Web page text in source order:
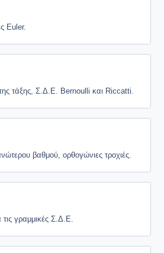
Euler.
τάξης, Σ.Δ.Ε. Bernoulli και Riccatti.
βαθμού, ορθογώνιες τροχιές.
γραμμικές Σ.Δ.Ε.